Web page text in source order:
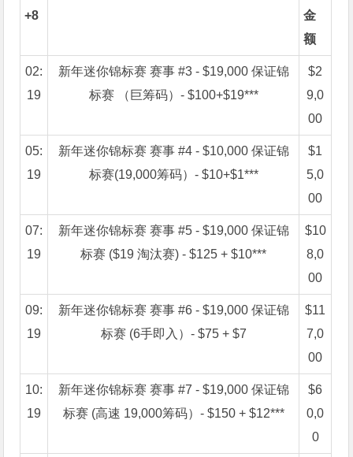
+8
金
额
02:
19
新年迷你锦标赛 赛事 #3 - $19,000 保证锦
标赛 （巨筹码）- $100+$19***
$2
9,0
00
05:
19
新年迷你锦标赛 赛事 #4 - $10,000 保证锦
标赛(19,000筹码）- $10+$1***
$1
5,0
00
07:
19
新年迷你锦标赛 赛事 #5 - $19,000 保证锦
标赛 ($19 淘汰赛) - $125 + $10***
$10
8,0
00
09:
19
新年迷你锦标赛 赛事 #6 - $19,000 保证锦
标赛 (6手即入）- $75 + $7
$11
7,0
00
10:
19
新年迷你锦标赛 赛事 #7 - $19,000 保证锦
标赛 (高速 19,000筹码）- $150 + $12***
$6
0,0
0